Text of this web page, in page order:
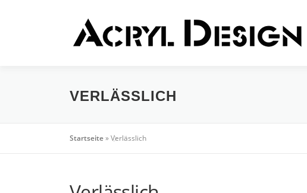
VERLÄSSLICH
Startseite»Verlässlich